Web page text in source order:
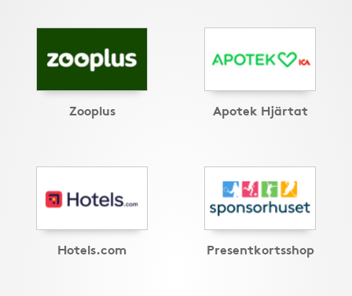
Zooplus Apotek Hjärtat
Hotels.com Presentkortsshop